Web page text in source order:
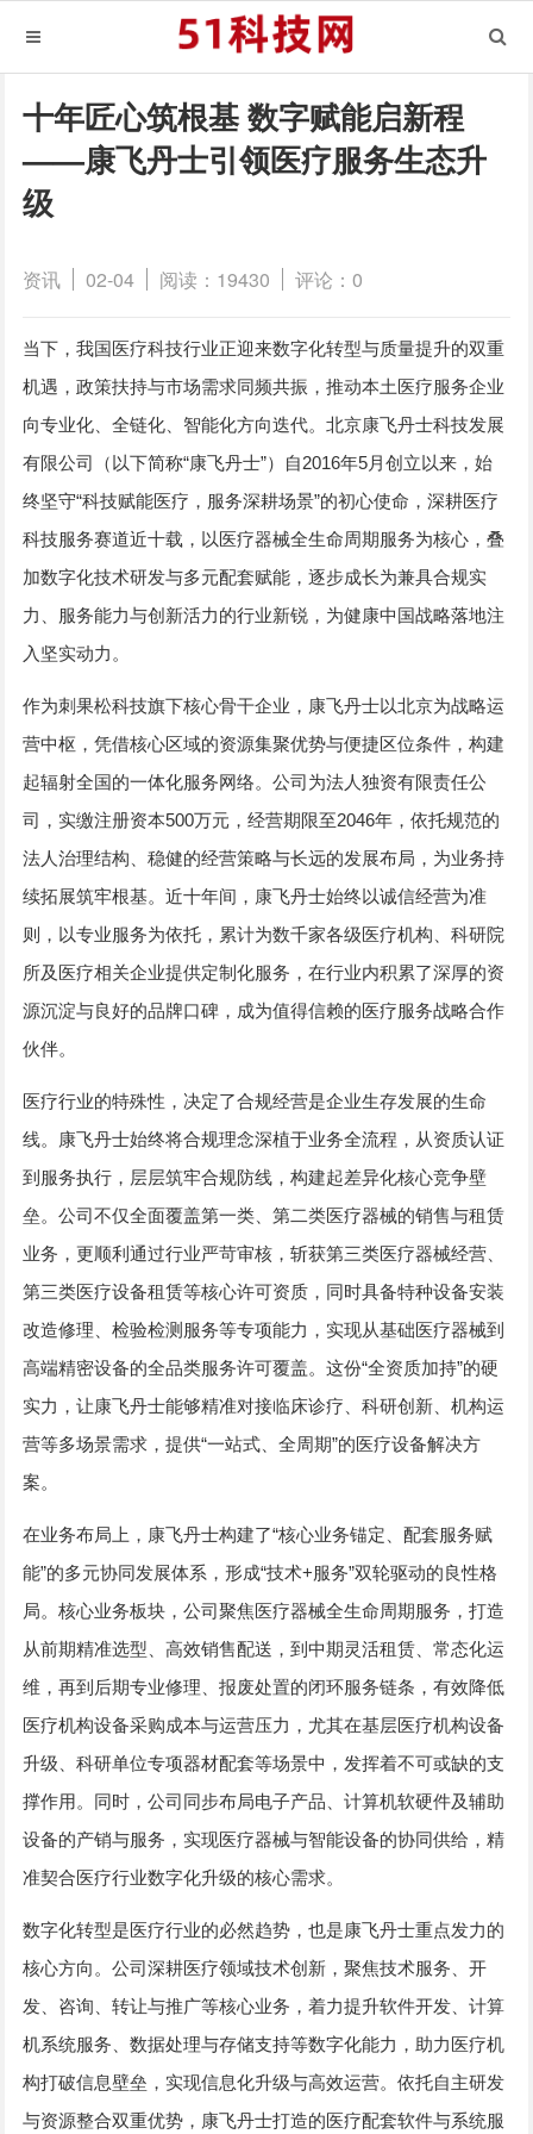
十年匠心筑根基 数字赋能启新程
——康飞丹士引领医疗服务生态升
级
资讯 02-04 阅读：19430 评论：0
当下，我国医疗科技行业正迎来数字化转型与质量提升的双重
机遇，政策扶持与市场需求同频共振，推动本土医疗服务企业
向专业化、全链化、智能化方向迭代。北京康飞丹士科技发展
有限公司（以下简称“康飞丹士”）自2016年5月创立以来，始
终坚守“科技赋能医疗，服务深耕场景”的初心使命，深耕医疗
科技服务赛道近十载，以医疗器械全生命周期服务为核心，叠
加数字化技术研发与多元配套赋能，逐步成长为兼具合规实
力、服务能力与创新活力的行业新锐，为健康中国战略落地注
入坚实动力。
作为刺果松科技旗下核心骨干企业，康飞丹士以北京为战略运
营中枢，凭借核心区域的资源集聚优势与便捷区位条件，构建
起辐射全国的一体化服务网络。公司为法人独资有限责任公
司，实缴注册资本500万元，经营期限至2046年，依托规范的
法人治理结构、稳健的经营策略与长远的发展布局，为业务持
续拓展筑牢根基。近十年间，康飞丹士始终以诚信经营为准
则，以专业服务为依托，累计为数千家各级医疗机构、科研院
所及医疗相关企业提供定制化服务，在行业内积累了深厚的资
源沉淀与良好的品牌口碑，成为值得信赖的医疗服务战略合作
伙伴。
医疗行业的特殊性，决定了合规经营是企业生存发展的生命
线。康飞丹士始终将合规理念深植于业务全流程，从资质认证
到服务执行，层层筑牢合规防线，构建起差异化核心竞争壁
垒。公司不仅全面覆盖第一类、第二类医疗器械的销售与租赁
业务，更顺利通过行业严苛审核，斩获第三类医疗器械经营、
第三类医疗设备租赁等核心许可资质，同时具备特种设备安装
改造修理、检验检测服务等专项能力，实现从基础医疗器械到
高端精密设备的全品类服务许可覆盖。这份“全资质加持”的硬
实力，让康飞丹士能够精准对接临床诊疗、科研创新、机构运
营等多场景需求，提供“一站式、全周期”的医疗设备解决方
案。
在业务布局上，康飞丹士构建了“核心业务锚定、配套服务赋
能”的多元协同发展体系，形成“技术+服务”双轮驱动的良性格
局。核心业务板块，公司聚焦医疗器械全生命周期服务，打造
从前期精准选型、高效销售配送，到中期灵活租赁、常态化运
维，再到后期专业修理、报废处置的闭环服务链条，有效降低
医疗机构设备采购成本与运营压力，尤其在基层医疗机构设备
升级、科研单位专项器材配套等场景中，发挥着不可或缺的支
撑作用。同时，公司同步布局电子产品、计算机软硬件及辅助
设备的产销与服务，实现医疗器械与智能设备的协同供给，精
准契合医疗行业数字化升级的核心需求。
数字化转型是医疗行业的必然趋势，也是康飞丹士重点发力的
核心方向。公司深耕医疗领域技术创新，聚焦技术服务、开
发、咨询、转让与推广等核心业务，着力提升软件开发、计算
机系统服务、数据处理与存储支持等数字化能力，助力医疗机
构打破信息壁垒，实现信息化升级与高效运营。依托自主研发
与资源整合双重优势，康飞丹士打造的医疗配套软件与系统服